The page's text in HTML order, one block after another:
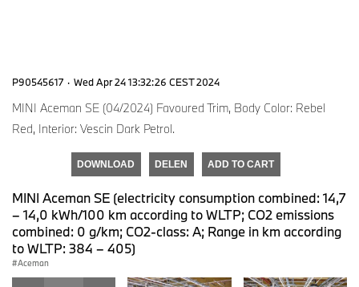
P90545617 · Wed Apr 24 13:32:26 CEST 2024
MINI Aceman SE (04/2024) Favoured Trim, Body Color: Rebel
Red, Interior: Vescin Dark Petrol.
DOWNLOAD DELEN ADD TO CART
MINI Aceman SE (electricity consumption combined: 14,7
– 14,0 kWh/100 km according to WLTP; CO2 emissions
combined: 0 g/km; CO2-class: A; Range in km according
to WLTP: 384 – 405)
Aceman